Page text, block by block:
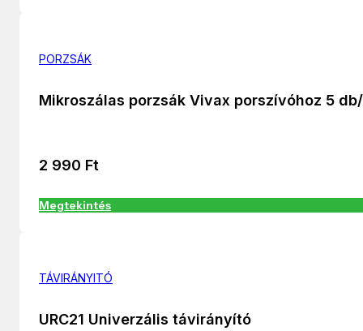
PORZSÁK
Mikroszálas porzsák Vivax porszívóhoz 5
2 990 Ft
Megtekintés
TÁVIRÁNYITÓ
URC21 Univerzális távirányító